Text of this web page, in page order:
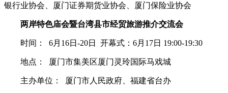
银行业协会、厦门证券期货业协会、厦门保险业协会
两岸特色庙会暨台湾县市经贸旅游推介交流会
时间： 6月16日-20日 开幕式：6月17日 19:00-19:30
地点： 厦门市集美区厦门灵玲国际马戏城
主办单位： 厦门市人民政府、福建省台办